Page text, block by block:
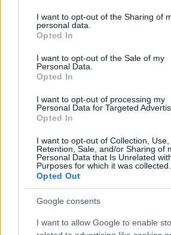
not limited to your visit or usage
grant or deny consent to Google and its
use your data for below specified
consent section.
I want to opt-out of the Sharing of
personal data.
Opted In
I want to opt-out of the Sale of my
Personal Data.
Opted In
I want to opt-out of processing my
Personal Data for Targeted
Opted In
I want to opt-out of Collection, Use,
Retention, Sale, and/or Sharing of
Personal Data that Is Unrelated
Purposes for which it was collected.
Opted Out
Google consents
I want to allow Google to enable
Petróleo Brent cai 8.46% e arrasta
Rafael Oliveira · 4 ago 2026
Nome